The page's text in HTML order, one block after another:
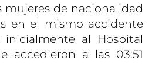
mujeres de nacionalidad
en el mismo accidente
inicialmente al Hospital
accedieron a las 03:51